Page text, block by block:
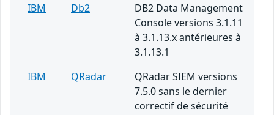
IBM
Db2
DB2 Data Management
Console versions 3.1.11
à 3.1.13.x antérieures à
3.1.13.1
IBM
QRadar
QRadar SIEM versions
7.5.0 sans le dernier
correctif de sécurité